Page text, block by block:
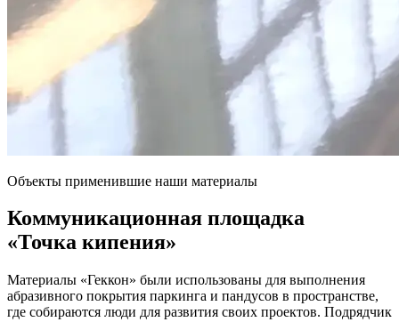
Объекты применившие наши материалы
Коммуникационная площадка
«Точка кипения»
Материалы «Геккон» были использованы для выполнения
абразивного покрытия паркинга и пандусов в пространстве,
где собираются люди для развития своих проектов. Подрядчик